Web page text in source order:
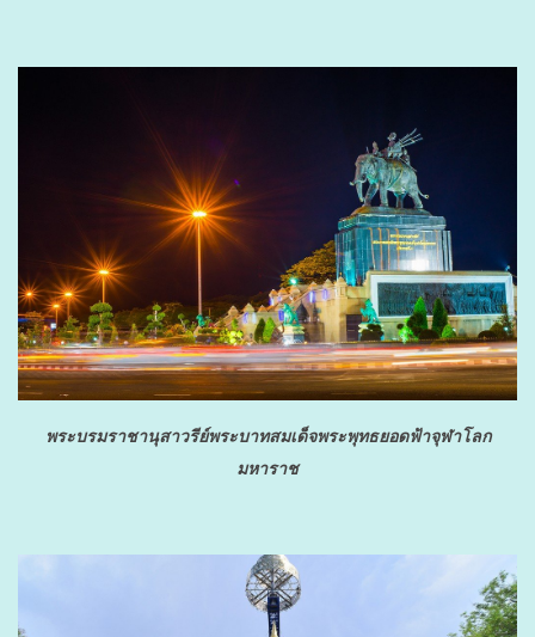
พระบรมราชานุสาวรีย์พระบาทสมเด็จพระพุทธยอดฟ้าจุฬาโลก
มหาราช